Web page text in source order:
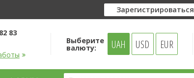
Зарегистрироваться
83
Выберите
валюту: UAH USD EUR